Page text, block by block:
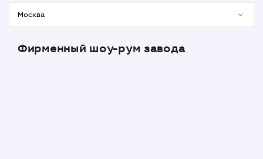
Фирменный шоу-рум завода